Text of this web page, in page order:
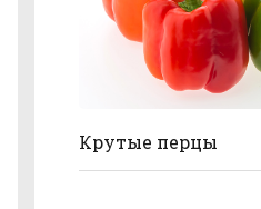
Крутые перцы